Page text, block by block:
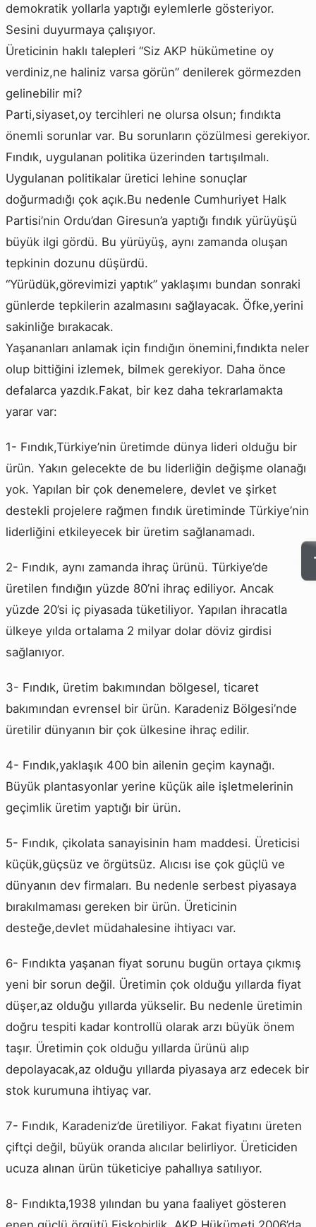
demokratik yollarla yaptığı eylemlerle gösteriyor.
Sesini duyurmaya çalışıyor.
Üreticinin haklı talepleri “Siz AKP hükümetine oy
verdiniz,ne haliniz varsa görün” denilerek görmezden
gelinebilir mi?
Parti,siyaset,oy tercihleri ne olursa olsun; fındıkta
önemli sorunlar var. Bu sorunların çözülmesi gerekiyor.
Fındık, uygulanan politika üzerinden tartışılmalı.
Uygulanan politikalar üretici lehine sonuçlar
doğurmadığı çok açık.Bu nedenle Cumhuriyet Halk
Partisi’nin Ordu’dan Giresun’a yaptığı fındık yürüyüşü
büyük ilgi gördü. Bu yürüyüş, aynı zamanda oluşan
tepkinin dozunu düşürdü.
“Yürüdük,görevimizi yaptık” yaklaşımı bundan sonraki
günlerde tepkilerin azalmasını sağlayacak. Öfke,yerini
sakinliğe bırakacak.
Yaşananları anlamak için fındığın önemini,fındıkta neler
olup bittiğini izlemek, bilmek gerekiyor. Daha önce
defalarca yazdık.Fakat, bir kez daha tekrarlamakta
yarar var:
1- Fındık,Türkiye’nin üretimde dünya lideri olduğu bir
ürün. Yakın gelecekte de bu liderliğin değişme olanağı
yok. Yapılan bir çok denemelere, devlet ve şirket
destekli projelere rağmen fındık üretiminde Türkiye’nin
liderliğini etkileyecek bir üretim sağlanamadı.
2- Fındık, aynı zamanda ihraç ürünü. Türkiye’de
üretilen fındığın yüzde 80’ni ihraç ediliyor. Ancak
yüzde 20’si iç piyasada tüketiliyor. Yapılan ihracatla
ülkeye yılda ortalama 2 milyar dolar döviz girdisi
sağlanıyor.
3- Fındık, üretim bakımından bölgesel, ticaret
bakımından evrensel bir ürün. Karadeniz Bölgesi’nde
üretilir dünyanın bir çok ülkesine ihraç edilir.
4- Fındık,yaklaşık 400 bin ailenin geçim kaynağı.
Büyük plantasyonlar yerine küçük aile işletmelerinin
geçimlik üretim yaptığı bir ürün.
5- Fındık, çikolata sanayisinin ham maddesi. Üreticisi
küçük,güçsüz ve örgütsüz. Alıcısı ise çok güçlü ve
dünyanın dev firmaları. Bu nedenle serbest piyasaya
bırakılmaması gereken bir ürün. Üreticinin
desteğe,devlet müdahalesine ihtiyacı var.
6- Fındıkta yaşanan fiyat sorunu bugün ortaya çıkmış
yeni bir sorun değil. Üretimin çok olduğu yıllarda fiyat
düşer,az olduğu yıllarda yükselir. Bu nedenle üretimin
doğru tespiti kadar kontrollü olarak arzı büyük önem
taşır. Üretimin çok olduğu yıllarda ürünü alıp
depolayacak,az olduğu yıllarda piyasaya arz edecek bir
stok kurumuna ihtiyaç var.
7- Fındık, Karadeniz’de üretiliyor. Fakat fiyatını üreten
çiftçi değil, büyük oranda alıcılar belirliyor. Üreticiden
ucuza alınan ürün tüketiciye pahallıya satılıyor.
8- Fındıkta,1938 yılından bu yana faaliyet gösteren